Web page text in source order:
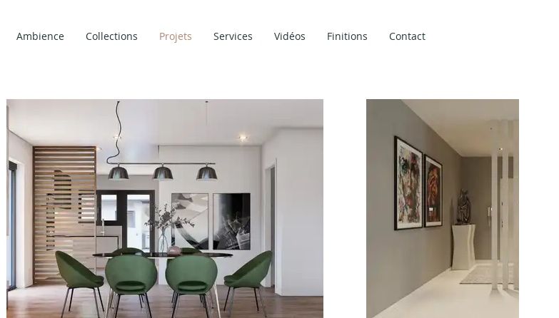
Ambience Collections Projets Services Vidéos Finitions Contact